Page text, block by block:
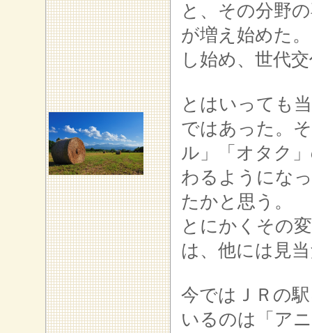
と、その分野
が増え始めた
し 始め、世代
とはいっても
ではあった。
ル」「オタク
わるようにな
たかと思う。
とにかくその
は、他には見
今ではＪＲの
いるのは「ア